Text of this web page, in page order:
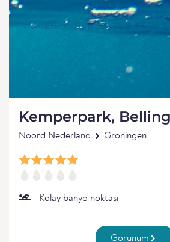
Kemperpark,
Noord Nederland Groningen
Kolay banyo noktası
Görünüm